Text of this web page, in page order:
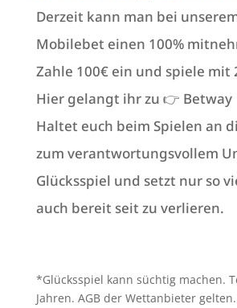
Derzeit kann man bei
Mobilebet einen 100%
Zahle 100€ ein und spiele mit
Hier gelangt ihr zu 👉 Betway
Haltet euch beim Spielen an
zum verantwortungsvollem
Glücksspiel und setzt nur so
auch bereit seit zu verlieren.
*Glücksspiel kann süchtig machen.
Jahren. AGB der Wettanbieter gelten.